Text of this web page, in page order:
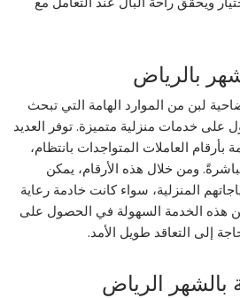
بالرياض
لبن من الموارد الهامة التي تبحث
على خدمات منزلية متميزة. توفر العديد
العاملات المتواجدات بانتظام،
ومن خلال هذه الأرقام، يمكن
المنزلية، سواء كانت خادمة رعاية
هذه الخدمة السهولة في الحصول على
إلى التعاقد طويل الأمد.
بالشهر الرياض